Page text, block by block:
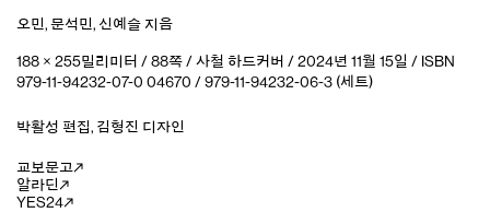
오민, 문석민, 신예슬 지음
188 × 255밀리미터 / 88쪽 / 사철 하드커버 / 2024년 11월 15일 / ISBN
979-11-94232-07-0 04670 / 979-11-94232-06-3 (세트)
박활성 편집, 김형진 디자인
교보문고
알라딘
YES24